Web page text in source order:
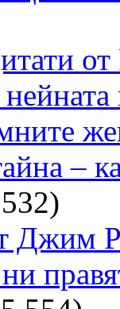
–
Джим